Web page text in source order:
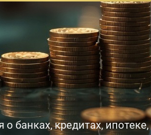
о банках, кредитах,